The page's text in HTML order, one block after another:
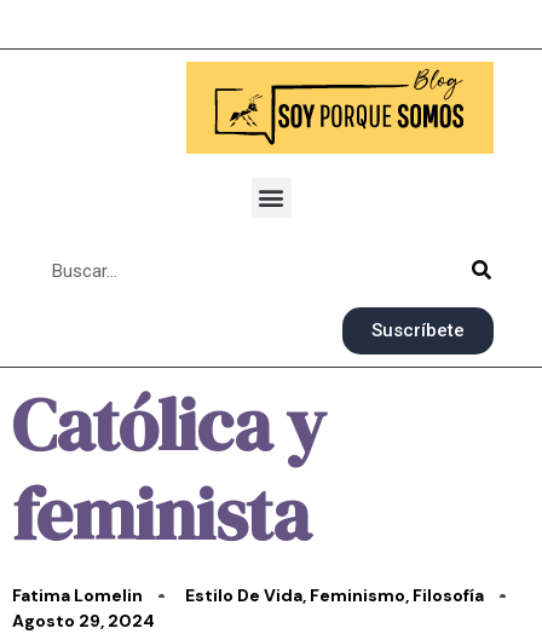
Suscríbete
Católica y
feminista
Fatima Lomelin Estilo De Vida, Feminismo, Filosofía
Agosto 29, 2024